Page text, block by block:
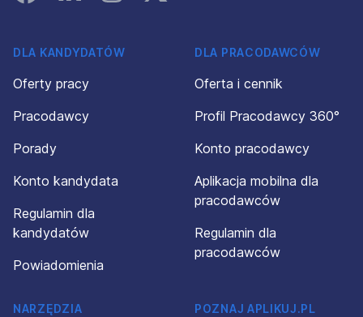
DLA KANDYDATÓW
Oferty pracy
Pracodawcy
Porady
Konto kandydata
Regulamin dla
kandydatów
Powiadomienia
DLA PRACODAWCÓW
Oferta i cennik
Profil Pracodawcy 360°
Konto pracodawcy
Aplikacja mobilna dla
pracodawców
Regulamin dla
pracodawców
NARZĘDZIA
POZNAJ APLIKUJ.PL